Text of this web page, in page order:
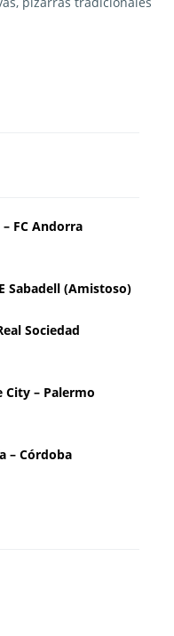
FC Andorra
Sabadell (Amistoso)
Sociedad
– Palermo
– Córdoba